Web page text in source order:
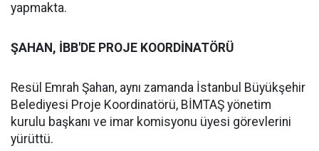
yapmakta.
ŞAHAN, İBB'DE PROJE KOORDİNATÖRÜ
Resül Emrah Şahan, aynı zamanda İstanbul Büyükşehir
Belediyesi Proje Koordinatörü, BİMTAŞ yönetim
kurulu başkanı ve imar komisyonu üyesi görevlerini
yürüttü.